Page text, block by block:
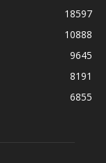
18597
10888
9645
8191
6855